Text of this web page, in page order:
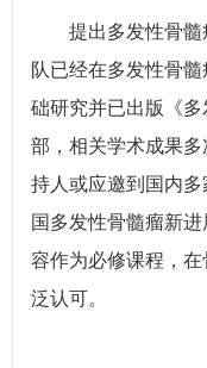
提出多发性骨髓
队已经在多发性骨
础研究并已出版《
部，相关学术成果
持人或应邀到国内
国多发性骨髓瘤新
容作为必修课程，
泛认可。